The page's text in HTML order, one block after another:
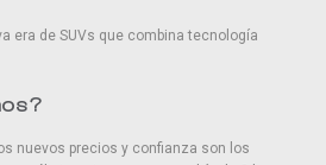
era de SUVs que combina tecnología
nuevos precios y confianza son los